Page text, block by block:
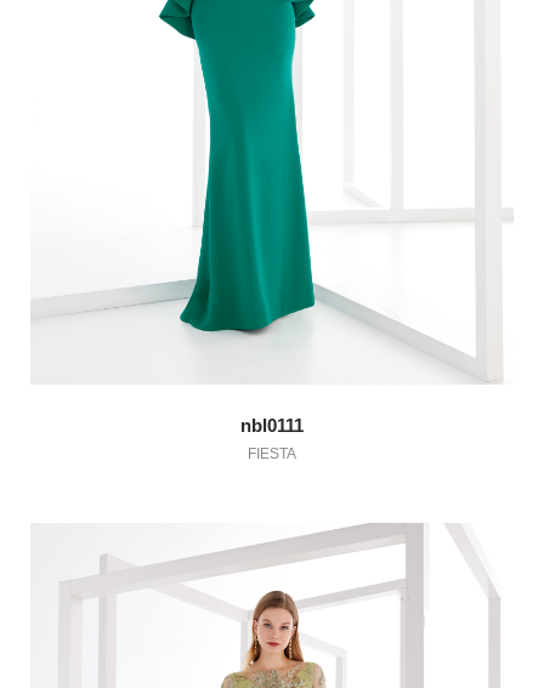
nbl0111
FIESTA